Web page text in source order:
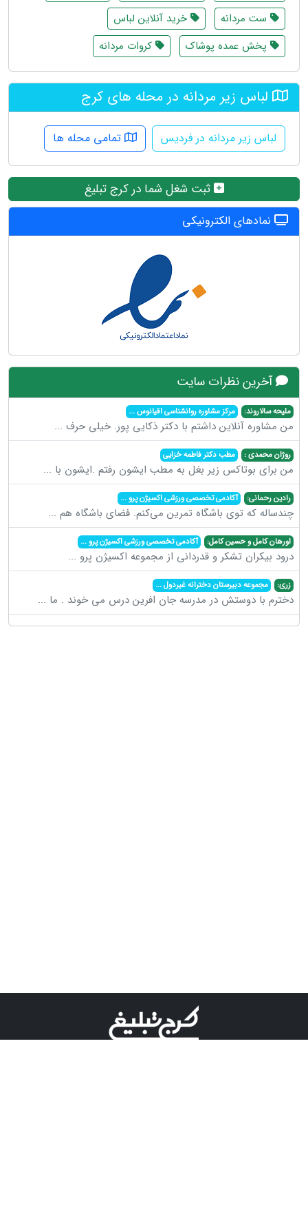
ست مردانه
خرید آنلاین لباس
پخش عمده پوشاک
کروات مردانه
لباس زیر مردانه در محله های کرج
لباس زیر مردانه در فردیس تمامی محله ها
ثبت شغل شما در کرج تبلیغ
نمادهای الکترونیکی
آخرین نظرات سایت
ملیحه سالاروند: مرکز مشاوره روانشناسی اقیانوس...
من مشاوره آنلاین داشتم با دکتر ذکایی پور. خیلی حرف ...
روژان محمدی : مطب دکتر فاطمه خزایی
من برای بوتاکس زیر بغل به مطب ایشون رفتم .ایشون با ...
رادین رحمانی: آکادمی تخصصی ورزشی اکسیژن پرو...
چندساله که توی باشگاه تمرین می‌کنم. فضای باشگاه هم ...
اورهان کامل و حسین کامل: آکادمی تخصصی ورزشی اکسیژن پرو...
درود بیکران تشکر و قدردانی از مجموعه اکسیژن پرو ...
زری: مجموعه دبیرستان دخترانه غیردول...
دخترم با دوستش در مدرسه جان افرین درس می خوند . ما ...